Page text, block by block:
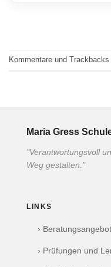
Kommentare und
Maria Gress
"Verantwortungsvoll
Weg gestalten."
LINKS
›
› Prüfungen und